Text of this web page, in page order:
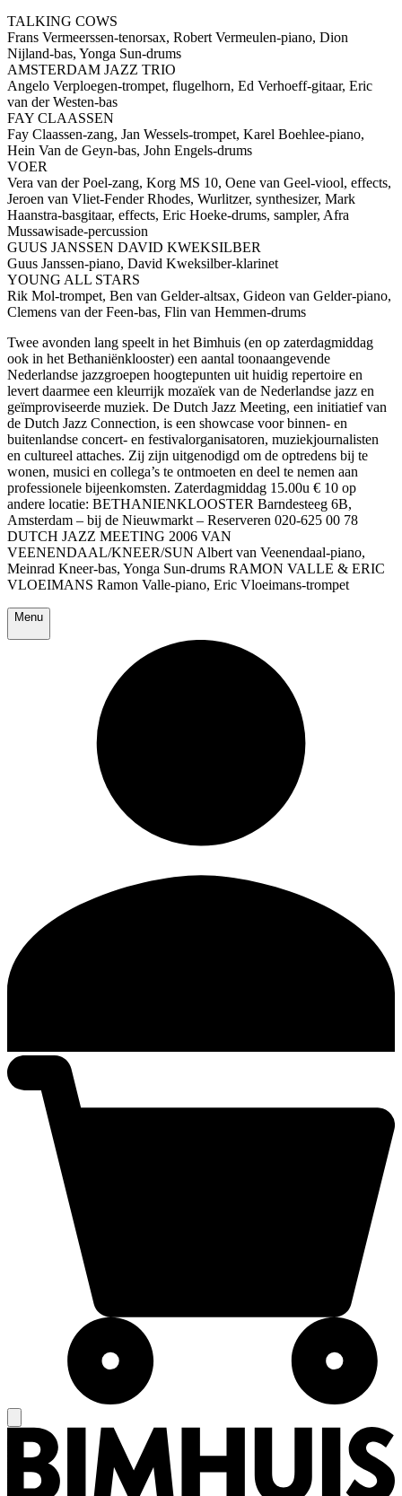
TALKING COWS
Frans Vermeerssen-tenorsax, Robert Vermeulen-piano, Dion
Nijland-bas, Yonga Sun-drums
AMSTERDAM JAZZ TRIO
Angelo Verploegen-trompet, flugelhorn, Ed Verhoeff-gitaar, Eric
van der Westen-bas
FAY CLAASSEN
Fay Claassen-zang, Jan Wessels-trompet, Karel Boehlee-piano,
Hein Van de Geyn-bas, John Engels-drums
VOER
Vera van der Poel-zang, Korg MS 10, Oene van Geel-viool, effects,
Jeroen van Vliet-Fender Rhodes, Wurlitzer, synthesizer, Mark
Haanstra-basgitaar, effects, Eric Hoeke-drums, sampler, Afra
Mussawisade-percussion
GUUS JANSSEN DAVID KWEKSILBER
Guus Janssen-piano, David Kweksilber-klarinet
YOUNG ALL STARS
Rik Mol-trompet, Ben van Gelder-altsax, Gideon van Gelder-piano,
Clemens van der Feen-bas, Flin van Hemmen-drums
Twee avonden lang speelt in het Bimhuis (en op zaterdagmiddag
ook in het Bethaniënklooster) een aantal toonaangevende
Nederlandse jazzgroepen hoogtepunten uit huidig repertoire en
levert daarmee een kleurrijk mozaïek van de Nederlandse jazz en
geïmproviseerde muziek. De Dutch Jazz Meeting, een initiatief van
de Dutch Jazz Connection, is een showcase voor binnen- en
buitenlandse concert- en festivalorganisatoren, muziekjournalisten
en cultureel attaches. Zij zijn uitgenodigd om de optredens bij te
wonen, musici en collega’s te ontmoeten en deel te nemen aan
professionele bijeenkomsten. Zaterdagmiddag 15.00u € 10 op
andere locatie: BETHANIENKLOOSTER Barndesteeg 6B,
Amsterdam – bij de Nieuwmarkt – Reserveren 020-625 00 78
DUTCH JAZZ MEETING 2006 VAN
VEENENDAAL/KNEER/SUN Albert van Veenendaal-piano,
Meinrad Kneer-bas, Yonga Sun-drums RAMON VALLE & ERIC
VLOEIMANS Ramon Valle-piano, Eric Vloeimans-trompet
Menu